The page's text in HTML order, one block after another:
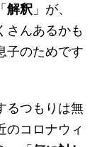
解釈 」が、
さんあるかも
子のためです
るつもりは無
のコロナウィ